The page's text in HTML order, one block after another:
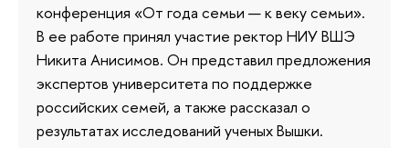
конференция «От года семьи — к веку семьи».
В ее работе принял участие ректор НИУ ВШЭ
Никита Анисимов. Он представил предложения
экспертов университета по поддержке
российских семей, а также рассказал о
результатах исследований ученых Вышки.